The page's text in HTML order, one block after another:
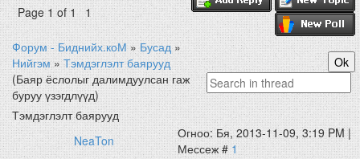
Page1of1 1
Форум - Биднийх.коМ » Бусад »
Нийгэм » Тэмдэглэлт баярууд
(Баяр ёслолыг далимдуулсан гаж
буруу үзэгдлүүд)
Тэмдэглэлт баярууд
NeaTon
Огноо: Бя, 2013-11-09, 3:19 PM |
Мессеж #1